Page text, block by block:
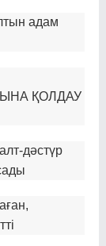
адам
ҚОЛДАУ
дәстүр